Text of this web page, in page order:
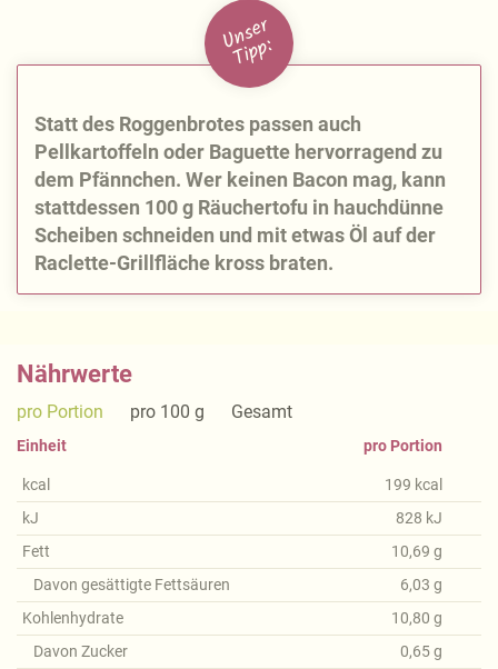
U
n
s
e
r
Ti
p
p:
Statt des Roggenbrotes passen auch
Pellkartoffeln oder Baguette hervorragend zu
dem Pfännchen. Wer keinen Bacon mag, kann
stattdessen 100 g Räuchertofu in hauchdünne
Scheiben schneiden und mit etwas Öl auf der
Raclette-Grillfläche kross braten.
Nährwerte
pro Portion pro 100 g Gesamt
Einheit
kcal
kJ
Fett
Davon gesättigte Fettsäuren
Kohlenhydrate
Davon Zucker
pro Portion
199 kcal
828 kJ
10,69 g
6,03 g
10,80 g
0,65g